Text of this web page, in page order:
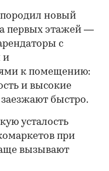
новый
первых этажей —
с
и
к помещению:
и высокие
быстро.
усталость
при
вызывают